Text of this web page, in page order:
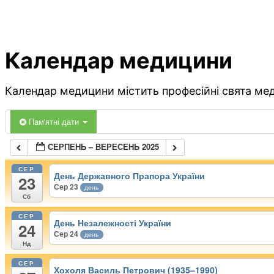
Календар медицини
Календар медицини містить професійні свята
Пам'ятні дати
СЕРПЕНЬ – ВЕРЕСЕНЬ 2025
СЕР
23
Сб
День Державного Прапора України
Сер 23 день
СЕР
24
Нд
День Незалежності України
Сер 24 день
СЕР
Хохоля Василь Петрович (1935–1990)